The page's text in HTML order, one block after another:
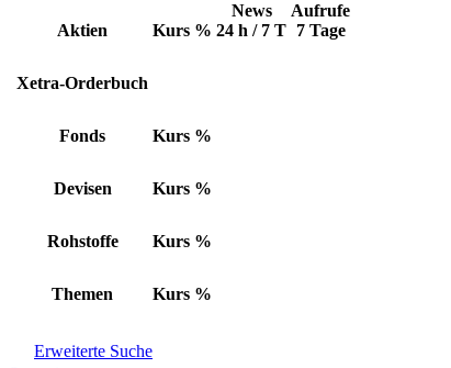
Aktien Kurs %
News
24 h / 7 T
Aufrufe
7 Tage
Xetra-Orderbuch
Fonds Kurs %
Devisen Kurs %
Rohstoffe Kurs %
Themen Kurs %
Erweiterte Suche